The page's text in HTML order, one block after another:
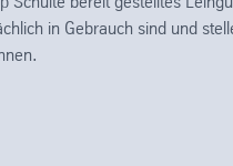
in Gebrauch sind und